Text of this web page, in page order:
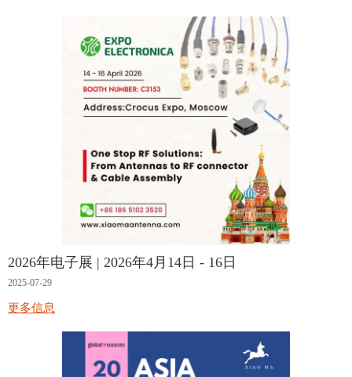
2026年电子展 | 2026年4月14日 - 16日
2025-07-29
更多信息